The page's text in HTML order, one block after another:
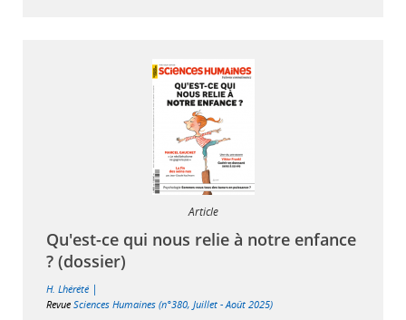
Article
Qu'est-ce qui nous relie à notre enfance
? (dossier)
H. Lhérété |
Revue Sciences Humaines (n°380, Juillet - Août 2025)